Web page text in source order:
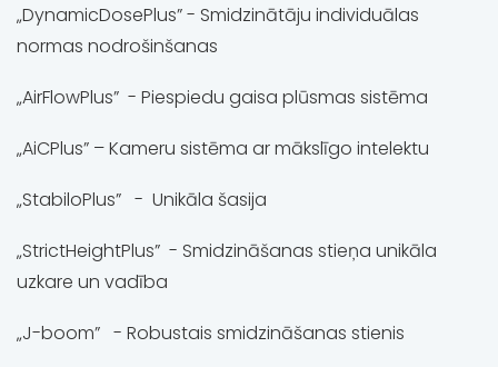
„DynamicDosePlus” - Smidzinātāju individuālas
normas nodrošinšanas
„AirFlowPlus” - Piespiedu gaisa plūsmas sistēma
„AiCPlus” – Kameru sistēma ar mākslīgo intelektu
„StabiloPlus” - Unikāla šasija
„StrictHeightPlus” - Smidzināšanas stieņa unikāla
uzkare un vadība
„J-boom” - Robustais smidzināšanas stienis